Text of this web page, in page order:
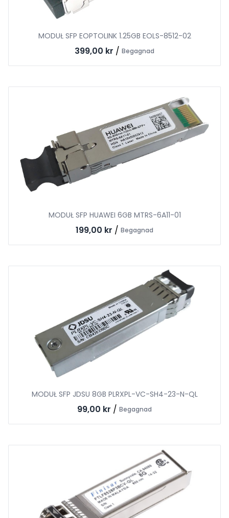
MODUŁ SFP EOPTOLINK 1.25GB EOLS-8512-02
399,00 kr / Begagnad
MODUŁ SFP HUAWEI 6GB MTRS-6A11-01
199,00 kr / Begagnad
MODUŁ SFP JDSU 8GB PLRXPL-VC-SH4-23-N-QL
99,00 kr / Begagnad